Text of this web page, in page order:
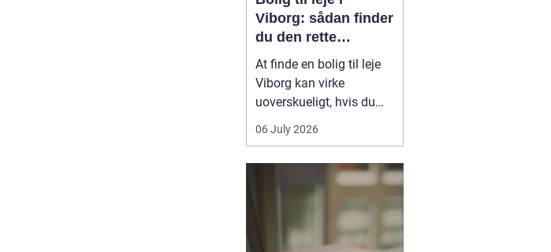
Viborg: sådan finder
du den rette
lejlighed
At finde en bolig til leje
Viborg kan virke
uoverskueligt, hvis du
ikke kender byen eller det
lokale boligmarked. Der
priserne varierer, og
områderne har hver
deres særpræg. Med en
klar plan, lidt viden om
06 July 2026